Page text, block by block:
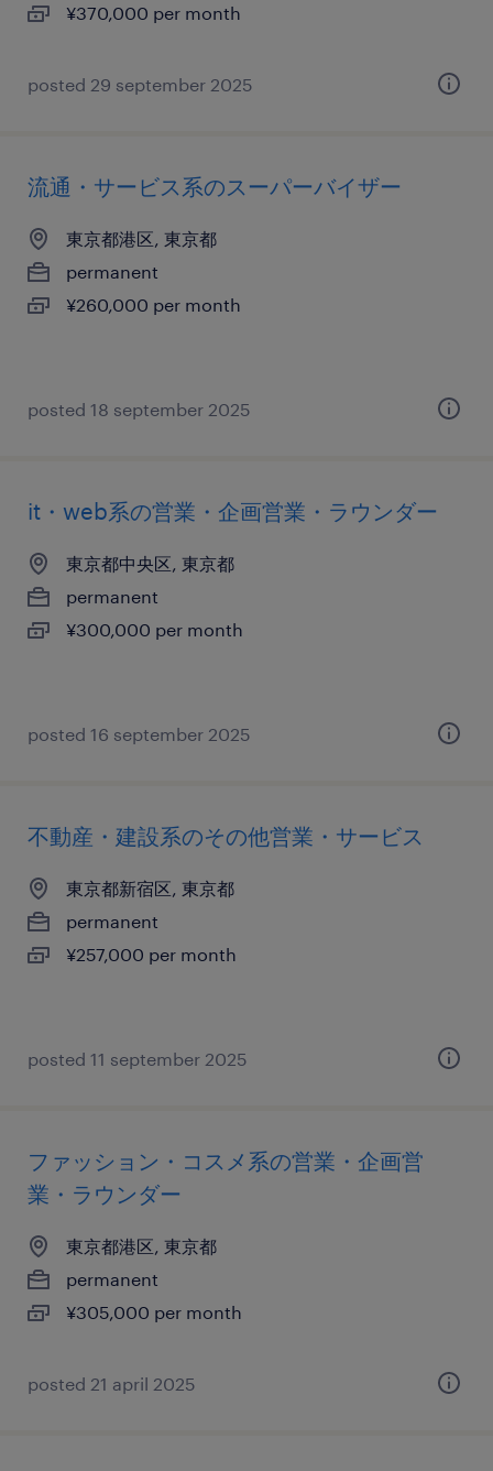
¥370,000 per month
posted 29 september 2025
流通・サービス系のスーパーバイザー
東京都港区, 東京都
permanent
¥260,000 per month
posted 18 september 2025
it・web系の営業・企画営業・ラウンダー
東京都中央区, 東京都
permanent
¥300,000 per month
posted 16 september 2025
不動産・建設系のその他営業・サービス
東京都新宿区, 東京都
permanent
¥257,000 per month
posted 11 september 2025
ファッション・コスメ系の営業・企画営
業・ラウンダー
東京都港区, 東京都
permanent
¥305,000 per month
posted 21 april 2025